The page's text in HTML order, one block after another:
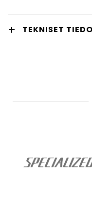
TEKNISET